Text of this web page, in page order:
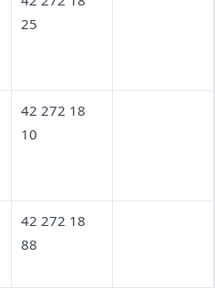
25
42 272 18
10
42 272 18
88